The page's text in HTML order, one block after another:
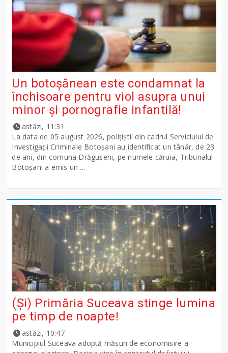
Un botoșănean este condamnat la
închisoare pentru viol asupra unui
minor și pornografie infantilă!
astăzi, 11:31
La data de 05 august 2026, polițiștii din cadrul Serviciului de
Investigații Criminale Botoșani au identificat un tânăr, de 23
de ani, din comuna Drăgușeni, pe numele căruia, Tribunalul
Botoșani a emis un ...
(Și) Primăria Suceava stinge lumina
pe timp de noapte!
astăzi, 10:47
Municipiul Suceava adoptă măsuri de economisire a